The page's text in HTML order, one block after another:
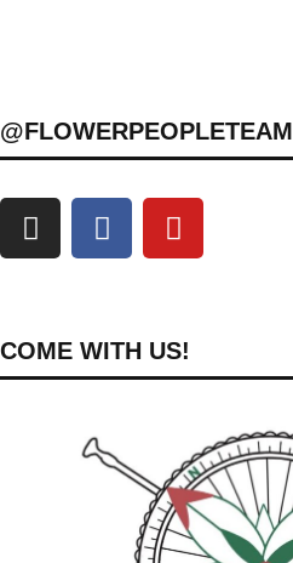
@FLOWERPEOPLETEAM
COME WITH US!